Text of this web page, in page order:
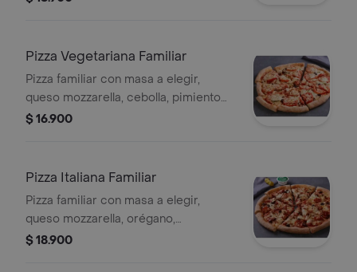
Pizza Vegetariana Familiar
Pizza familiar con masa a elegir,
queso mozzarella, cebolla, pimiento
verde, tomate, aceitunas negras y
$ 16.900
Pizza Italiana Familiar
Pizza familiar con masa a elegir,
queso mozzarella, orégano,
pepperoni, salchicha italiana,
$ 18.900